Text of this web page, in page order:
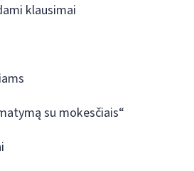
klausimai
su mokesčiais“